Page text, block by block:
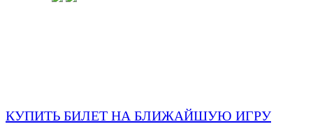
КУПИТЬ БИЛЕТ НА БЛИЖАЙШУЮ ИГРУ